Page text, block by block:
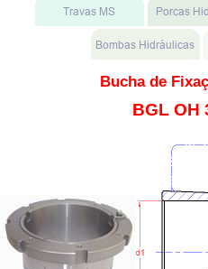
Bucha de
BGL OH